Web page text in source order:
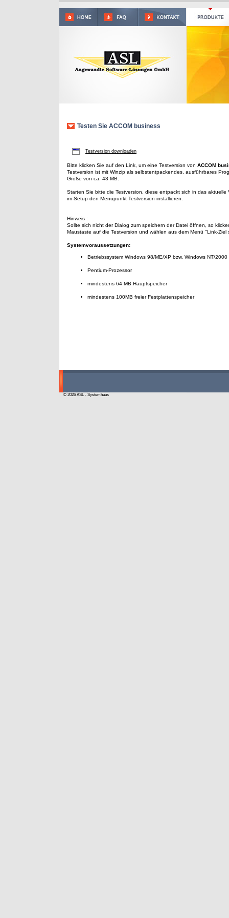
Testen Sie ACCOM business
Testversion downloaden
Bitte klicken Sie auf den Link, um eine Testversion von ACCOM
Testversion ist mit Winzip als selbstentpackendes, ausführbares
Größe von ca. 43 MB.
Starten Sie bitte die Testversion, diese entpackt sich in das aktuelle
im Setup den Menüpunkt Testversion installieren.
Hinweis :
Sollte sich nicht der Dialog zum speichern der Datei öffnen, so
Maustaste auf die Testversion und wählen aus dem Menü "Link-Ziel
Systemvoraussetzungen:
Betriebssystem Windows 98/ME/XP bzw. Windows NT/2000
Pentium-Prozessor
mindestens 64 MB Hauptspeicher
mindestens 100MB freier Festplattenspeicher
© 2026 ASL - Systemhaus